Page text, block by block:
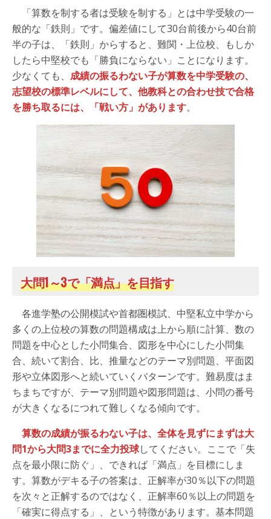
「算数を制する者は受験を制する」とは中学受験の一
般的な「鉄則」です。偏差値にして30台前後から40台前
半の子は、「鉄則」からすると、難関・上位校、もしか
したら中堅校でも「勝負にならない」ことになります。
少なくても、 成績の振るわない子が算数を中学受験の、
志望校の標準レベルにして、他教科との合わせ技で合格
を勝ち取るには、「戦い方」があります。
大問1～3で「満点」を目指す
各進学塾の公開模試や首都圏模試、中堅私立中学から
多くの上位校の算数の問題構成は上から順に計算、数の
問題を中心とした小問集合、図形を中心にした小問集
合、続いて割合、比、推量などのテーマ別問題、平面図
形や立体図形へと続いていくバターンです。難易度はま
ちまちですが、テーマ別問題や図形問題は、小問の番号
が大きくなるにつれて難しくなる傾向です。
算数の成績が振るわない子は、全体を見ずにまずは大
問1から大問3までに全力投球してください。ここで「失
点を最小限に防ぐ」、できれば「満点」を目標にしま
す。算数がデキる子の答案は、正解率が30％以下の問題
を次々と正解するのではなく、正解率60％以上の問題を
「確実に得点する」、という特徴があります。基本問題